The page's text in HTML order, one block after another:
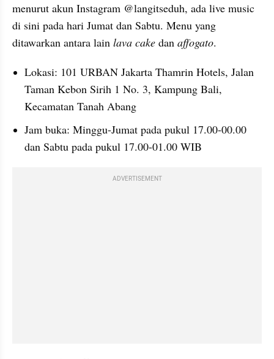
menurut akun Instagram @langitseduh, ada live music
di sini pada hari Jumat dan Sabtu. Menu yang
ditawarkan antara lain lava cake dan affogato.
Lokasi: 101 URBAN Jakarta Thamrin Hotels, Jalan
Taman Kebon Sirih 1 No. 3, Kampung Bali,
Kecamatan Tanah Abang
Jam buka: Minggu-Jumat pada pukul 17.00-00.00
dan Sabtu pada pukul 17.00-01.00 WIB
ADVERTISEMENT